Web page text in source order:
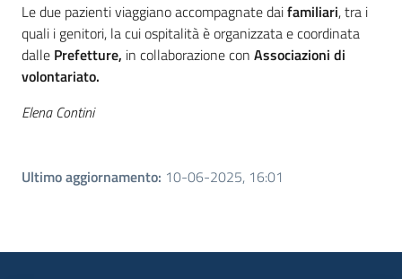
Le due pazienti viaggiano accompagnate daifamiliari, tra i
quali i genitori, la cui ospitalità è organizzata e coordinata
dalle Prefetture, in collaborazione con Associazioni di
volontariato.
Elena Contini
Ultimo aggiornamento: 10-06-2025, 16:01